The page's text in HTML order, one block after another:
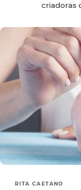
criadoras
RITA CAETANO